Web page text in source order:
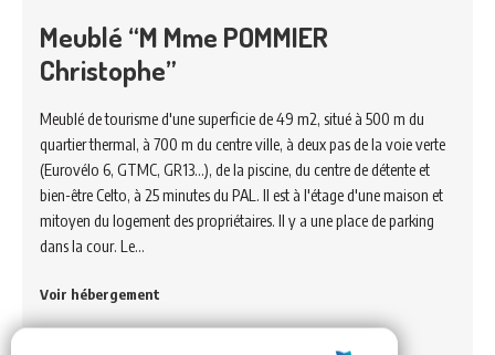
Meublé “M Mme POMMIER
Christophe”
Meublé de tourisme d'une superficie de 49 m2, situé à 500 m du
quartier thermal, à 700 m du centre ville, à deux pas de la voie verte
(Eurovélo 6, GTMC, GR13...), de la piscine, du centre de détente et
bien-être Celto, à 25 minutes du PAL. Il est à l'étage d'une maison et
mitoyen du logement des propriétaires. Il y a une place de parking
dans la cour. Le…
Voir hébergement